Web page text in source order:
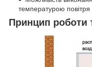
температурою
Принцип роботи